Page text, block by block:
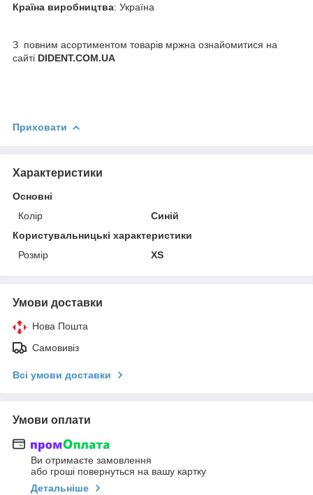
Країна виробництва: Україна
З повним асортиментом товарів мржна ознайомитися на
сайті DIDENT.COM.UA
Приховати
Характеристики
Основні
Колір
Синій
Користувальницькі характеристики
Розмір
XS
Умови доставки
Нова Пошта
Самовивіз
Всі умови доставки
Умови оплати
Ви отримаєте замовлення
або гроші повернуться на вашу картку
Детальніше